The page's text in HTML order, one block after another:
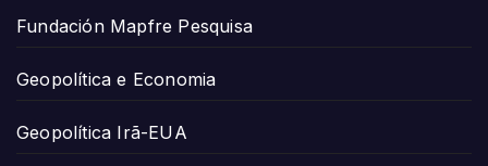
Fundación Mapfre Pesquisa
Geopolítica e Economia
Geopolítica Irã-EUA